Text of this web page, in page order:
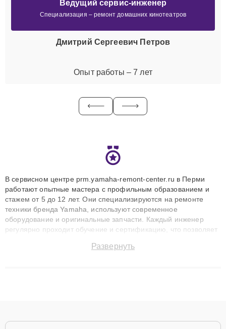
Ведущий сервис-инженер
Специализация – ремонт домашних кинотеатров
Дмитрий Сергеевич Петров
Опыт работы – 7 лет
В сервисном центре prm.yamaha-remont-center.ru в Перми
работают опытные мастера с профильным образованием и
стажем от 5 до 12 лет. Они специализируются на ремонте
техники бренда Yamaha, используют современное
оборудование и оригинальные запчасти. Каждый инженер
регулярно проходит обучение и сертификацию, что позволяет
технику с сохранением гарантии до 3 лет. Наши мастера
Развернуть